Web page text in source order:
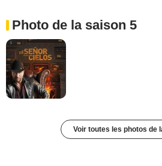
Photo de la saison 5
Voir toutes les photos de